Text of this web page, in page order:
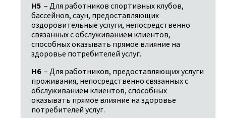
H5 – Для работников спортивных клубов,
бассейнов, саун, предоставляющих
оздоровительные услуги, непосредственно
связанных с обслуживанием клиентов,
способных оказывать прямое влияние на
здоровье потребителей услуг.
H6 – Для работников, предоставляющих услуги
проживания, непосредственно связанных с
обслуживанием клиентов, способных
оказывать прямое влияние на здоровье
потребителей услуг.